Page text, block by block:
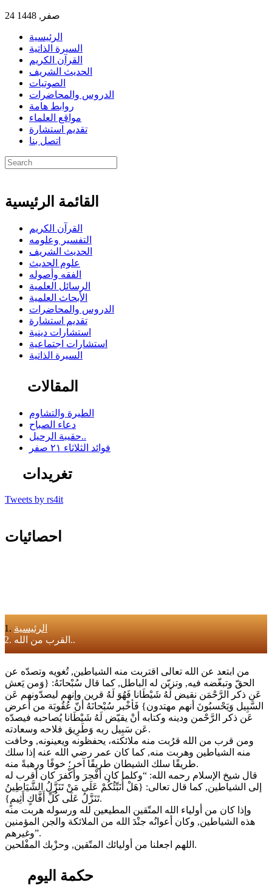
24 صفر, 1448
الرئيسية
السيرة الذاتية
القرآن الكريم
الحديث الشريف
الصوتيات
الدروس والمحاضرات
روابط هامة
مواقع العلماء
تقديم استشارة
اتصل بنا
القائمة الرئيسية
القرآن الكريم
التفسير وعلومه
الحديث الشريف
علوم الحديث
الفقه وأصوله
الرسائل العلمية
الأبحاث العلمية
الدروس والمحاضرات
تقديم استشارة
استشارات دينية
استشارات اجتماعية
السيرة الذاتية
المقالات
الطيرة والتشاوم
دعاء الصباح
حقيبة الرحيل..
فوائد الثلاثاء ٢١ صفر
تغريدات
Tweets by rs4it
احصائيات
الرئيسية
القرب من الله..
‏من ابتعد عن الله تعالى اقتربت منه الشياطين, تُغويه وتصدّه عن
الحقّ وتبغّضه فيه, وتزيّن له الباطل, كما قال سُبْحانَهُ: {وَمن يَعش
عَن ذكر الرَّحْمَن نقيض لَهُ شَيْطَانا فَهُوَ لَهُ قرين وإنهم ليصدّونهم عَن
السَّبِيل وَيَحْسبُونَ أنهم مهتدون} فَأخْبر سُبْحانَهُ أنّ عُقُوبَة من أعرض
عَن ذكر الرَّحْمن ودينه وكتابه أنْ يقيّض لَهُ شَيْطَانا يُصاحبه فيصدّه
عَن سَبِيل ربه وَطَرِيق فلاحه وسعادته.
ومن قرب من الله قرُبت منه ملائكته، يحفظونه ويعينونه, وخافت
منه الشياطين وهربت منه, كما كان عمر رضي الله عنه إذا سلك
طريقًا سلك الشيطان طريقًا آخر؛ خوفًا ورهبةً منه.
قال شيخ الإسلام رحمه الله: “وكلما كان أفْجرَ وأكْفرَ كان أقرب له
إلى الشياطين, كما قال تعالى: {هَلْ أُنَبِّئُكُمْ عَلَى مَنْ تَنَزَّلُ الشَّيَاطِينُ
تَنَزَّلُ عَلَى كُلِّ أَفَّاكٍ أَثِيمٍ}.
وإذا كان من أولياء الله المتّقين المطيعين لله ورسوله هربت منه
هذه الشياطين, وكان أعوانُه جنْدَ الله من الملائكة والجن المؤمنين
وغيرهم”.
اللهم اجعلنا من أوليائك المتّقين, وحزْبك المفْلحين.
حكمة اليوم